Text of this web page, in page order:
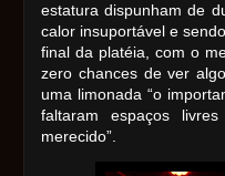
estatura dispunham de
calor insuportável e
final da platéia, com o
zero chances de ver
uma limonada “o
faltaram espaços
merecido”.